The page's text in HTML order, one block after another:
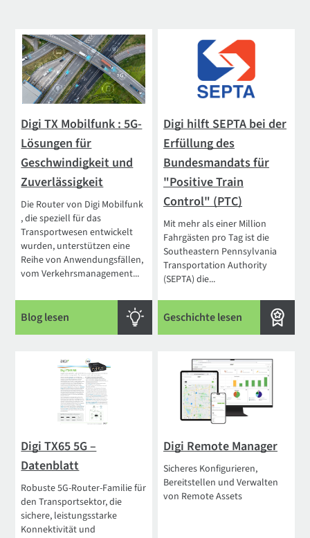
Digi TX Mobilfunk : 5G-
Lösungen für
Geschwindigkeit und
Zuverlässigkeit
Die Router von Digi Mobilfunk
, die speziell für das
Transportwesen entwickelt
wurden, unterstützen eine
Reihe von Anwendungsfällen,
vom Verkehrsmanagement...
Blog lesen
Digi hilft SEPTA bei der
Erfüllung des
Bundesmandats für
"Positive Train
Control" (PTC)
Mit mehr als einer Million
Fahrgästen pro Tag ist die
Southeastern Pennsylvania
Transportation Authority
(SEPTA) die...
Geschichte lesen
Digi TX65 5G –
Datenblatt
Robuste 5G-Router-Familie für
den Transportsektor, die
sichere, leistungsstarke
Konnektivität und
Digi Remote Manager
Sicheres Konfigurieren,
Bereitstellen und Verwalten
von Remote Assets